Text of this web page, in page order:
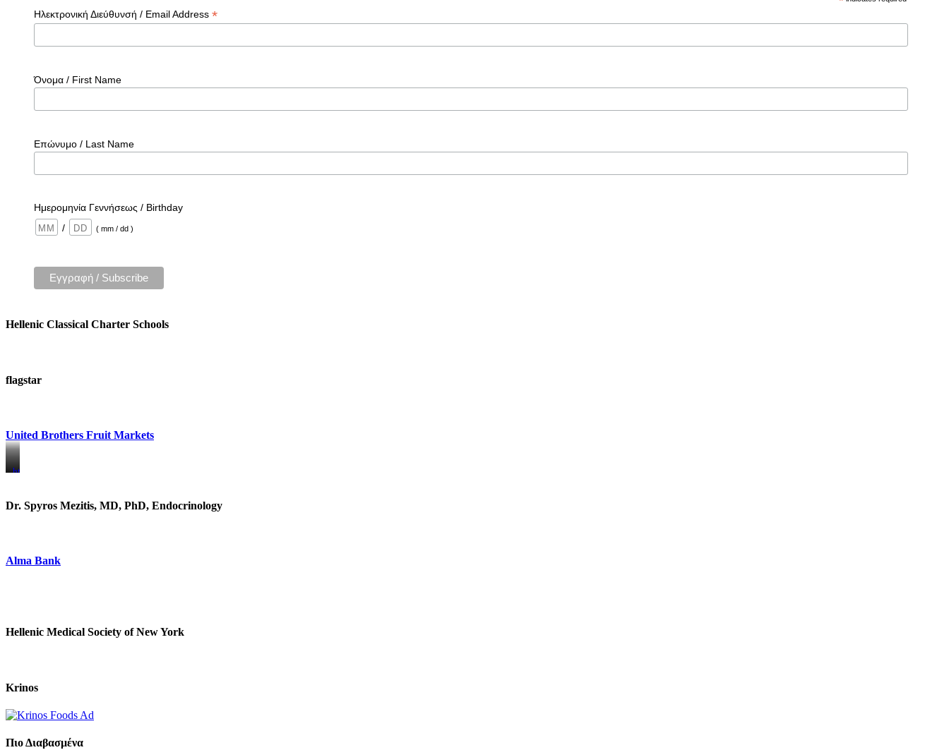
Ηλεκτρονική Διεύθυνσή / Email Address *
Όνομα / First Name
Επώνυμο / Last Name
Ημερομηνία Γεννήσεως / Birthday
/
( mm / dd )
Hellenic Classical Charter Schools
flagstar
United Brothers Fruit Markets
https://www.unitedbrothersfruitmarkets.com/
https://www.unitedbrothersfruitmarkets.com/
Dr. Spyros Mezitis, MD, PhD, Endocrinology
Alma Bank
Hellenic Medical Society of New York
Krinos
Πιο Διαβασμένα